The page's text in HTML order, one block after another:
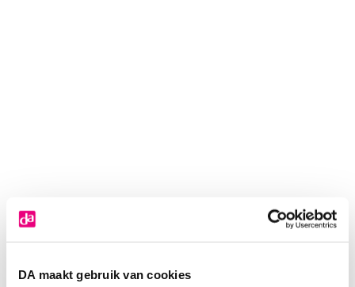
DA maakt gebruik van cookies